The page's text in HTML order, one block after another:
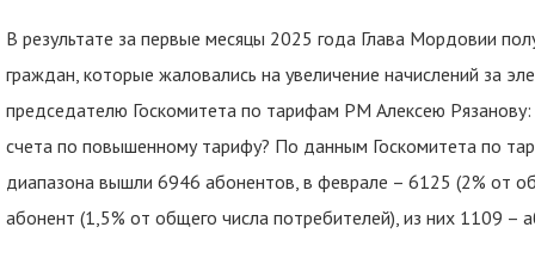
В результате за первые месяцы 2025 года Глава Мордовии
граждан, которые жаловались на увеличение начислений за
председателю Госкомитета по тарифам РМ Алексею
счета по повышенному тарифу? По данным Госкомитета по
диапазона вышли 6946 абонентов, в феврале – 6125 (2% от
абонент (1,5% от общего числа потребителей), из них 1109